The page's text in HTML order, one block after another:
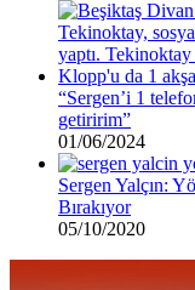
“Sergen’i 1
getiririm”
01/06/2024
Sergen Yalçın:
Bırakıyor
05/10/2020